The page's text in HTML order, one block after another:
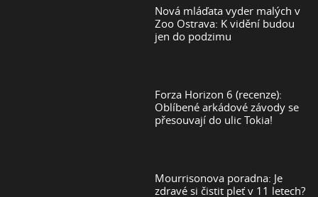
Nová mláďata vyder malých v
Zoo Ostrava: K vidění budou
jen do podzimu
Forza Horizon 6 (recenze):
Oblíbené arkádové závody se
přesouvají do ulic Tokia!
Mourrisonova poradna: Je
zdravé si čistit pleť v 11 letech?